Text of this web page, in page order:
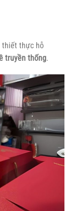
thiết thực hỗ
truyền thống.